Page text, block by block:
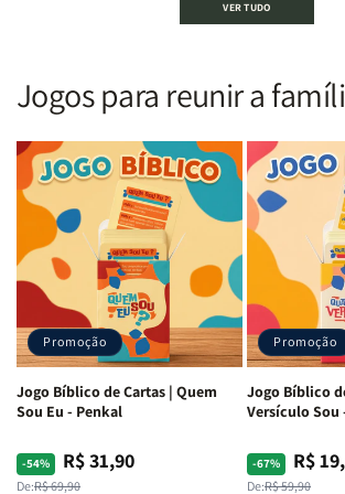
Almeida
Letra
Média
Full
Color
Brochura
Rei
Leão
Almeida
Letra
Média
&amp;
Full
Color
|
Brochura
|
Rei
Leão
PPM
|
|
Full
Color
Capa
Dura
Harpa
|
-
Cruz
Laranja
VER TUDO
Jogos para reunir a
Promoção
Jogo Bíblico de Cartas | Quem
Sou Eu - Penkal
-54%
Preço
De:R$ 69,90
PreçoR$ 31,90
Promoção
Jogo Bíblico
Versículo Sou
-67%
Preço
De:R$ 59,90
PreçoR$